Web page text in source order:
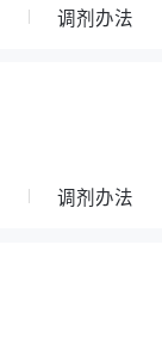
调剂办法
调剂办法